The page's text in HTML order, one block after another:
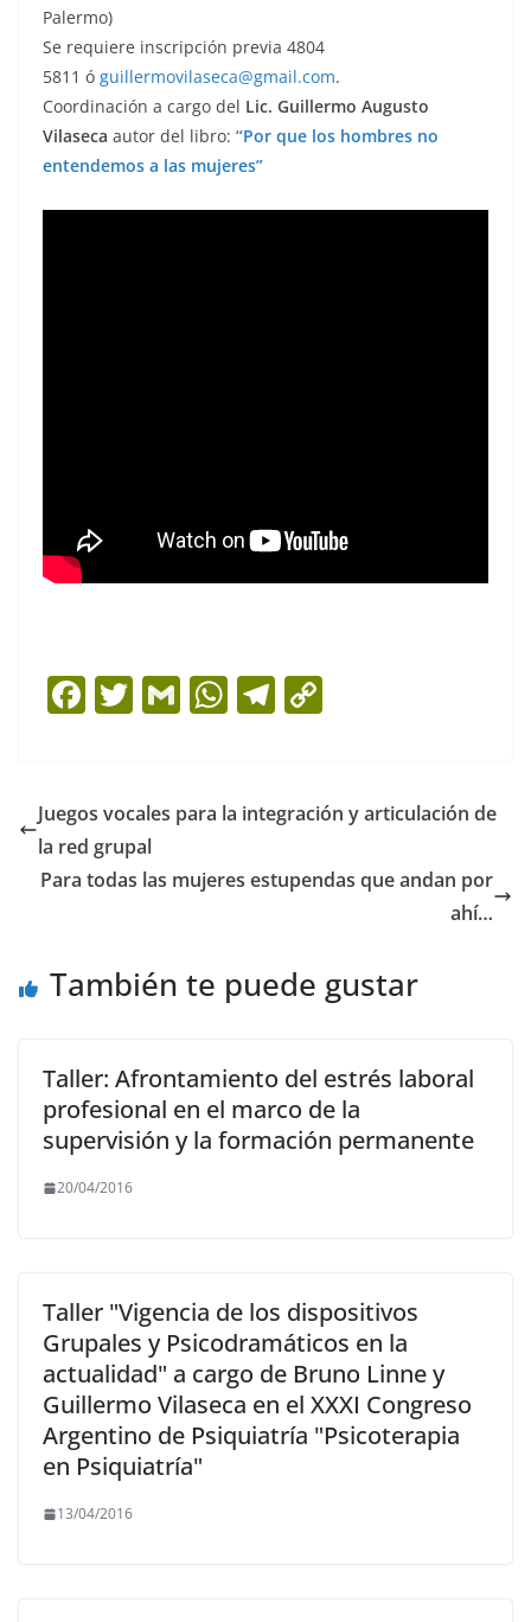
Palermo)
Se requiere inscripción previa 4804
5811 ó guillermovilaseca@gmail.com.
Coordinación a cargo del Lic. Guillermo Augusto
Vilaseca autor del libro: “Por que los hombres no
entendemos a las mujeres”
F
e
b
o
T
er
G
l
W
s
p
T
gr
m
y
n
Juegos vocales para la integración y articulación de
la red grupal
Para todas las mujeres estupendas que andan por
ahí…
También te puede gustar
Taller: Afrontamiento del estrés laboral
profesional en el marco de la
supervisión y la formación permanente
20/04/2016
Taller "Vigencia de los dispositivos
Grupales y Psicodramáticos en la
actualidad" a cargo de Bruno Linne y
Guillermo Vilaseca en el XXXI Congreso
Argentino de Psiquiatría "Psicoterapia
en Psiquiatría"
13/04/2016